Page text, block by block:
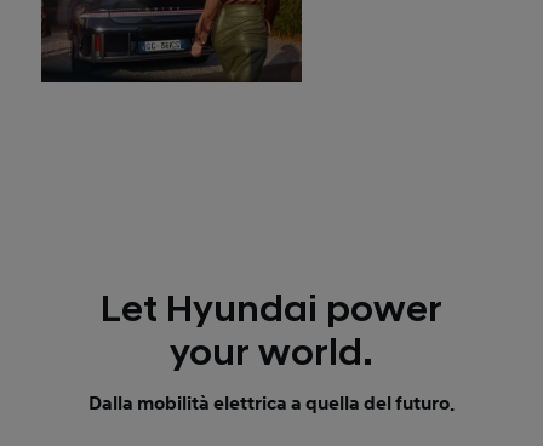
Let Hyundai power
your world.
Dalla mobilità elettrica a quella del futuro.